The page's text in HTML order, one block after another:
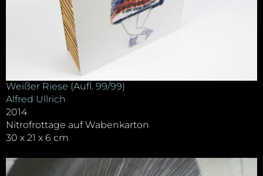
Weißer Riese (Aufl. 99/99)
Alfred Ullrich
2014
Nitrofrottage auf Wabenkarton
30 x 21 x 6 cm